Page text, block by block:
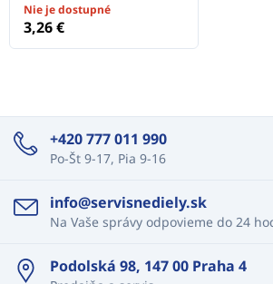
Nie je dostupné
3,26 €
+420 777 011 990
Po-Št 9-17, Pia 9-16
info@servisnediely.sk
Na Vaše správy odpovieme do 24
Podolská 98, 147 00 Praha 4